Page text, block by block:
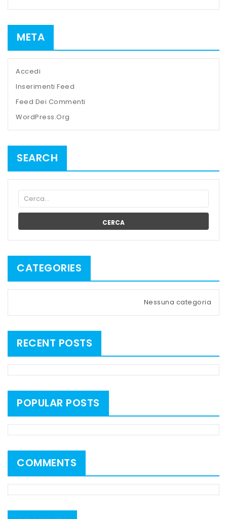
META
Accedi
Inserimenti Feed
Feed Dei Commenti
WordPress.org
SEARCH
CERCA
CATEGORIES
Nessuna categoria
RECENT POSTS
POPULAR POSTS
COMMENTS